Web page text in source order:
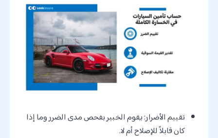
تقييم الأضرار: يقوم الخبير بفحص مدى الضرر وما إذا
كان قابلاً للإصلاح أم لا.